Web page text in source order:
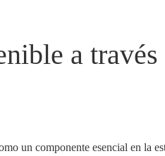
a
un componente esencial en la